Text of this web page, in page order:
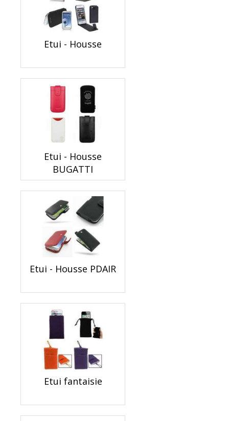
Etui - Housse
Etui - Housse
BUGATTI
Etui - Housse PDAIR
Etui fantaisie